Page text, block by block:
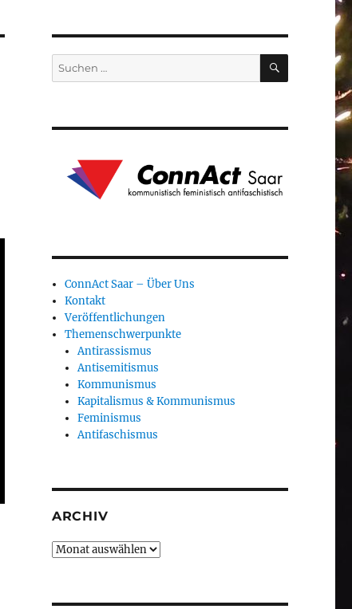
Suchen
nach:
SUCHEN
ConnAct Saar – Über Uns
Kontakt
Veröffentlichungen
Themenschwerpunkte
Antirassismus
Antisemitismus
Kommunismus
Kapitalismus & Kommunismus
Feminismus
Antifaschismus
ARCHIV
Archiv